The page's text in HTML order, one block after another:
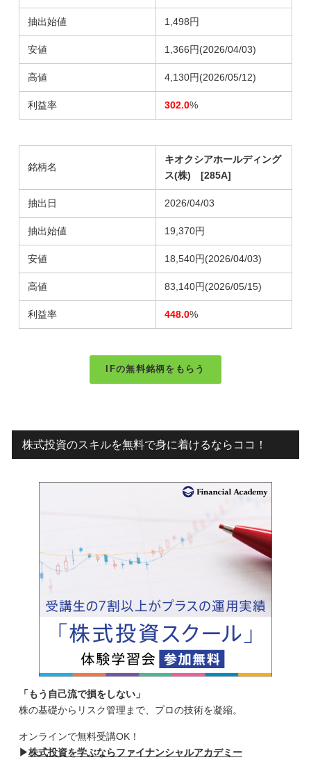
抽出始値 1,498円
安値 1,366円(2026/04/03)
高値 4,130円(2026/05/12)
利益率 302.0%
銘柄名
キオクシアホールディング
ス(株) [285A]
抽出日 2026/04/03
抽出始値 19,370円
安値 18,540円 (2026/04/03)
高値 83,140円 (2026/05/15)
利益率 448.0%
IFの無料銘柄をもらう
株式投資のスキルを無料で身に着けるならココ！
「もう自己流で損をしない」
株の基礎からリスク管理まで、プロの技術を凝縮。
オンラインで無料受講OK！
▶株式投資を学ぶならファイナンシャルアカデミー